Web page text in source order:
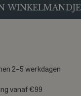
WINKELMANDJE
2-5 werkdagen
vanaf €99